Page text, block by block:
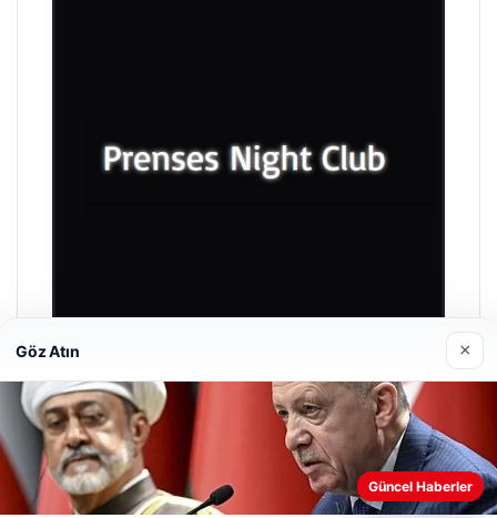
Prenses Night Club
Nisan 29, 2026
Göz Atın ×
Güncel Haberler